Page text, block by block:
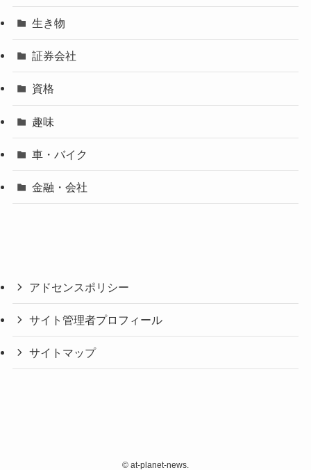
生き物
証券会社
資格
趣味
車・バイク
金融・会社
アドセンスポリシー
サイト管理者プロフィール
サイトマップ
© at-planet-news.